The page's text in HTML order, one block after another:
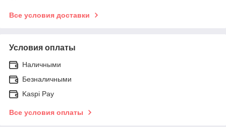
Все условия доставки
Условия оплаты
Наличными
Безналичными
Kaspi Pay
Все условия оплаты